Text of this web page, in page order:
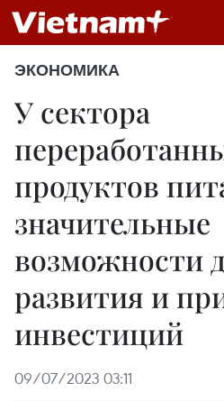
ЭКОНОМИКА
У сектора
продуктов
значительные
возможности
развития и
инвестиций
09/07/2023 03:11